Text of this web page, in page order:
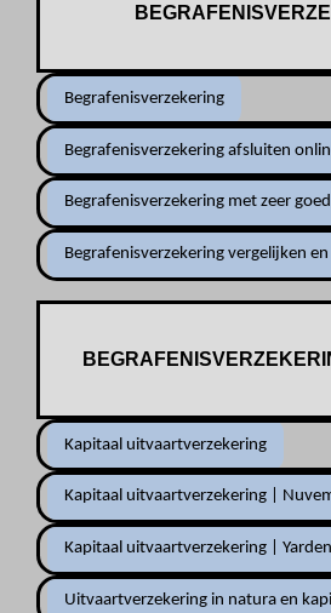
Begrafenisverzekering
Begrafenisverzekering afsluiten
Begrafenisverzekering met zeer
Begrafenisverzekering vergelijken
Kapitaal uitvaartverzekering
Kapitaal uitvaartverzekering |
Kapitaal uitvaartverzekering | Yarden
Uitvaartverzekering in natura en